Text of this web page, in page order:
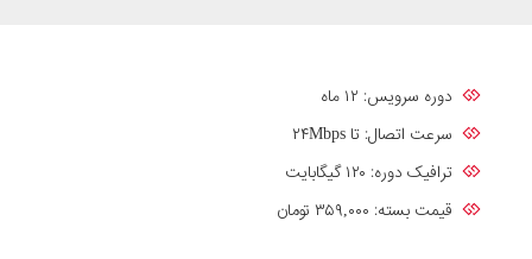
دوره سرویس: ۱۲ ماه
سرعت اتصال: تا ۲۴Mbps
ترافیک دوره: ۱۲۰ گیگابایت
قیمت بسته: ۳۵۹,۰۰۰ تومان